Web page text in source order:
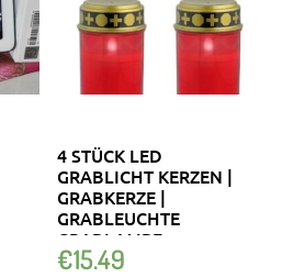
4 STÜCK LED
GRABLICHT KERZEN |
GRABKERZE |
GRABLEUCHTE
GRABLAMPE
FRIEDHOFSKERZE
€15.49